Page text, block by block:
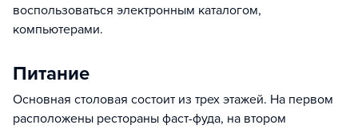
воспользоваться электронным каталогом,
компьютерами.
Питание
Основная столовая состоит из трех этажей. На первом
расположены рестораны фаст-фуда, на втором